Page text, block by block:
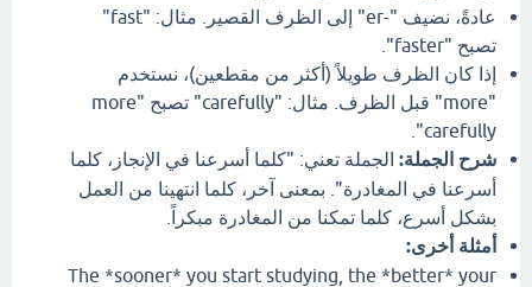
عادةً، نضيف "-er" إلى الظرف القصير. مثال: "fast"
تصبح "faster".
إذا كان الظرف طويلاً (أكثر من مقطعين)، نستخدم
"more" قبل الظرف. مثال: "carefully" تصبح "more
carefully".
شرح الجملة: الجملة تعني: "كلما أسرعنا في الإنجاز، كلما
أسرعنا في المغادرة". بمعنى آخر، كلما انتهينا من العمل
بشكل أسرع، كلما تمكنا من المغادرة مبكراً.
أمثلة أخرى:
The *sooner* you start studying, the *better* your